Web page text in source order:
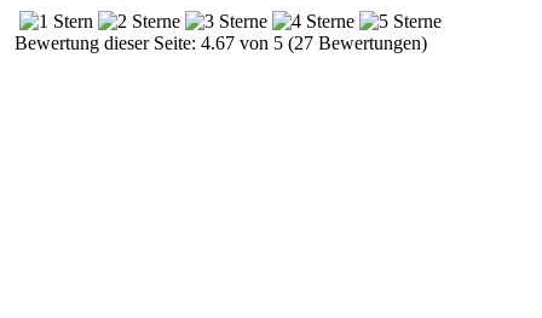
Bewertung dieser Seite: 4.67 von 5 (27 Bewertungen)